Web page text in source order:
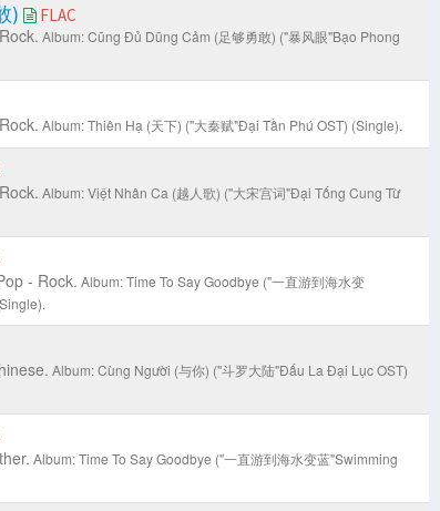
) FLAC
Album: Cũng Đủ Dũng Cảm (足够勇敢) ("暴风眼"Bạo Phong
Album: Thiên Hạ (天下) ("大秦赋"Đại Tần Phú OST) (Single).
Album: Việt Nhân Ca (越人歌) ("大宋宫词"Đại Tống Cung Từ
- Rock. Album: Time To Say Goodbye ("一直游到海水变
Album: Cùng Người (与你) ("斗罗大陆"Đấu La Đại Lục OST)
Album: Time To Say Goodbye ("一直游到海水变蓝"Swimming